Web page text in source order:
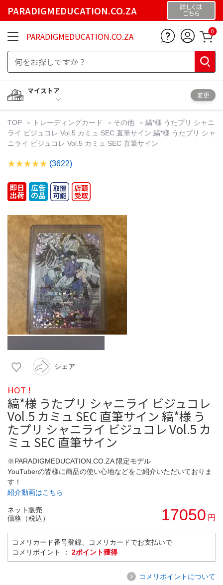
PARADIGMEDUCATION.CO.ZA 詳しくは
こちら
PARADIGMEDUCATION.CO.ZA 0
マイストア
変更
TOP トレーディングカード その他
縞*様 うたプリ シャニ
ライ ビジュコレ Vol.5 カミュ SEC 直筆サイン 縞*様 うたプリ シャ
ニライ ビジュコレ Vol.5 カミュ SEC 直筆サイン
(3622)
シェア
HOT !
縞*様 うたプリ シャニライ ビジュコレ
Vol.5 カミュ SEC 直筆サイン 縞*様 う
たプリ シャニライ ビジュコレ Vol.5 カ
ミュ SEC 直筆サイン
※PARADIGMEDUCATION.CO.ZA 限定モデル
YouTuberの皆様に商品の使い心地などをご紹介いただいておりま
す！
紹介動画はこちら
ネット販売
価格（税込）
17050 円
コメリカード番号登録、コメリカードでお支払いで
コメリポイント ： 2ポイント獲得
コメリポイントについて